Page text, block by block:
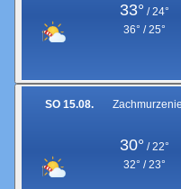
33° / 24°
36° / 25°
SO 15.08.
30° / 22°
32° / 23°